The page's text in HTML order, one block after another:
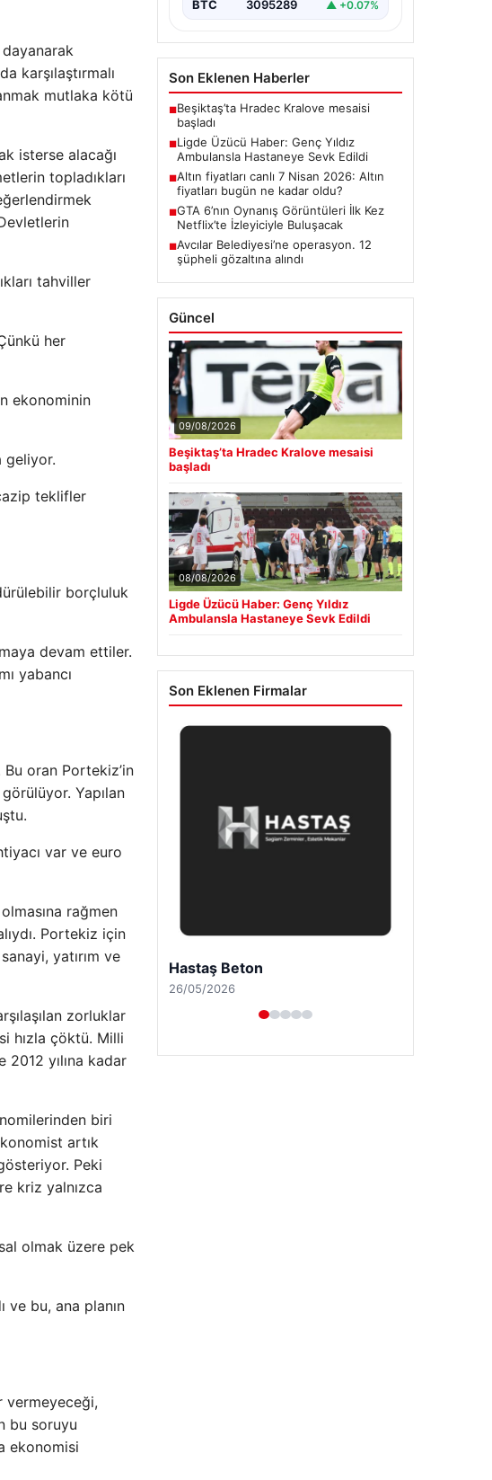
dayanarak
karşılaştırmalı
mutlaka kötü
isterse alacağı
topladıkları
tahviller
her
ekonominin
geliyor.
teklifler
borçluluk
devam ettiler.
yabancı
Bu oran Portekiz’in
Yapılan
var ve euro
rağmen
Portekiz için
yatırım ve
zorluklar
hızla çöktü. Milli
2012 yılına kadar
biri
artık
Peki
kriz yalnızca
olmak üzere pek
ve bu, ana planın
vermeyeceği,
bu soruyu
ekonomisi
BTC 3095289 ▲ +0.07%
Son Eklenen Haberler
■Beşiktaş’ta Hradec Kralove mesaisi
başladı
■Ligde Üzücü Haber: Genç Yıldız
Ambulansla Hastaneye Sevk Edildi
■Altın fiyatları canlı 7 Nisan 2026: Altın
fiyatları bugün ne kadar oldu?
■GTA 6’nın Oynanış Görüntüleri İlk Kez
Netflix’te İzleyiciyle Buluşacak
■Avcılar Belediyesi’ne operasyon. 12
şüpheli gözaltına alındı
Güncel
09/08/2026
Beşiktaş’ta Hradec Kralove mesaisi
başladı
08/08/2026
Ligde Üzücü Haber: Genç Yıldız
Ambulansla Hastaneye Sevk Edildi
Son Eklenen Firmalar
Enes Kaplan Avukatlık Bürosu
28/04/2026